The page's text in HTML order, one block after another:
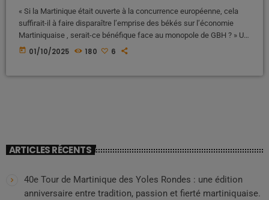
« Si la Martinique était ouverte à la concurrence européenne, cela
suffirait-il à faire disparaître l’emprise des békés sur l’économie
Martiniquaise , serait-ce bénéfique face au monopole de GBH ? » Un
héritage lourd : le poids des békés dans l’économie Depuis
today 01/10/2025 180 6
ARTICLES RÉCENTS
40e Tour de Martinique des Yoles Rondes : une édition
anniversaire entre tradition, passion et fierté martiniquaise.